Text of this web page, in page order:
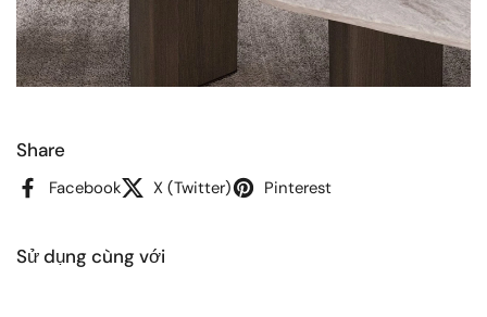
Share
Facebook X (Twitter) Pinterest
Sử dụng cùng với